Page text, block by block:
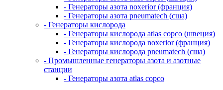
- Генераторы азота noxerior (франция)
- Генераторы азота pneumatech (сша)
- Генераторы кислорода
- Генераторы кислорода atlas copco (швеция)
- Генераторы кислорода noxerior (франция)
- Генераторы кислорода pneumatech (сша)
- Промышленные генераторы азота и азотные
станции
- Генераторы азота atlas copco